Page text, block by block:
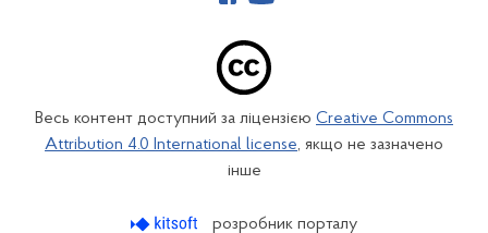
Весь контент доступний за ліцензією Creative Commons
Attribution 4.0 International license, якщо не зазначено
інше
розробник порталу